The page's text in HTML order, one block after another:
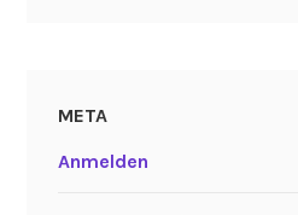
META
Anmelden